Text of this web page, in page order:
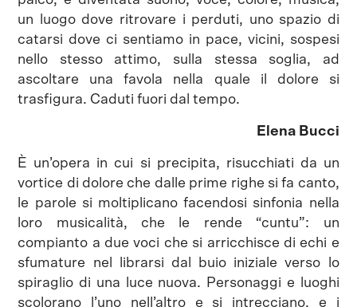
un luogo dove ritrovare i perduti, uno spazio di
catarsi dove ci sentiamo in pace, vicini, sospesi
nello stesso attimo, sulla stessa soglia, ad
ascoltare una favola nella quale il dolore si
trasfigura. Caduti fuori dal tempo.
Elena Bucci
È un’opera in cui si precipita, risucchiati da un
vortice di dolore che dalle prime righe si fa canto,
le parole si moltiplicano facendosi sinfonia nella
loro musicalità, che le rende “cuntu”: un
compianto a due voci che si arricchisce di echi e
sfumature nel librarsi dal buio iniziale verso lo
spiraglio di una luce nuova. Personaggi e luoghi
scolorano l’uno nell’altro e si intrecciano, e i